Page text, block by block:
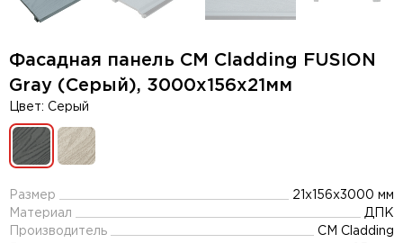
Фасадная панель CM Cladding FUSION
Gray (Серый), 3000х156х21мм
Цвет: Cерый
Размер
21x156x3000 мм
Материал
ДПК
Производитель
CM Cladding